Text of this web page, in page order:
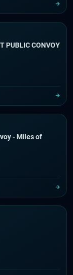
PUBLIC CONVOY
- Miles of